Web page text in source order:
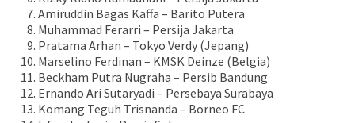
Amiruddin Bagas Kaffa – Barito Putera
Muhammad Ferarri – Persija Jakarta
Pratama Arhan – Tokyo Verdy (Jepang)
Marselino Ferdinan – KMSK Deinze (Belgia)
Beckham Putra Nugraha – Persib Bandung
Ernando Ari Sutaryadi – Persebaya Surabaya
Komang Teguh Trisnanda – Borneo FC